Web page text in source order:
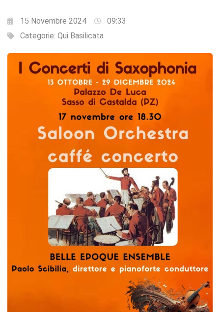
15 Novembre 2024
09:33
Categorie: Qui Basilicata